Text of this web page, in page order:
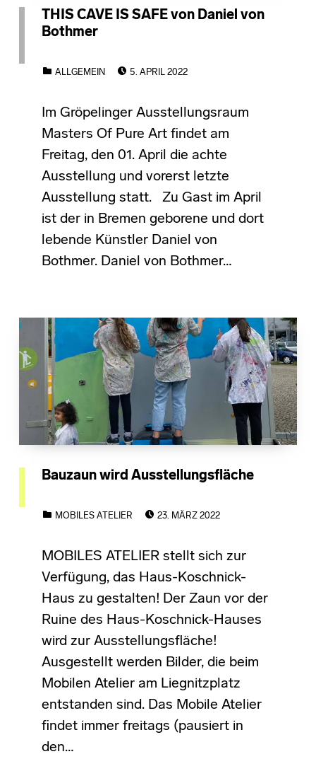
THIS CAVE IS SAFE von Daniel von
Bothmer
ALLGEMEIN
5. APRIL 2022
Im Gröpelinger Ausstellungsraum
Masters Of Pure Art findet am
Freitag, den 01. April die achte
Ausstellung und vorerst letzte
Ausstellung statt. Zu Gast im April
ist der in Bremen geborene und dort
lebende Künstler Daniel von
Bothmer. Daniel von Bothmer…
Bauzaun wird Ausstellungsfläche
MOBILES ATELIER
23. MÄRZ 2022
MOBILES ATELIER stellt sich zur
Verfügung, das Haus-Koschnick-
Haus zu gestalten! Der Zaun vor der
Ruine des Haus-Koschnick-Hauses
wird zur Ausstellungsfläche!
Ausgestellt werden Bilder, die beim
Mobilen Atelier am Liegnitzplatz
entstanden sind. Das Mobile Atelier
findet immer freitags (pausiert in
den…